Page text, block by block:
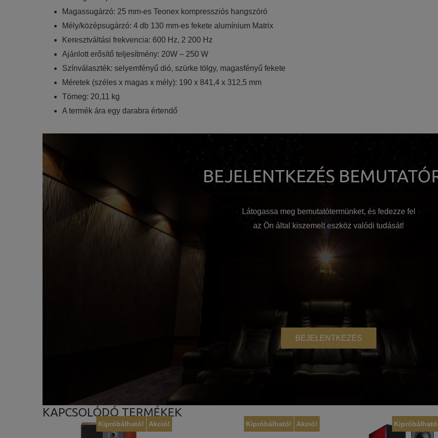
Magassugárzó: 25 mm-es Teonex kompressziós hangszóró
Mély/középsugárzó: 4 db 130 mm-es fekete alumínium Matrix
Keresztváltási frekvencia: 600 Hz, 2 200 Hz
Ajánlott erősítő teljesítmény: 20W – 250 W
Színválaszték: selyemfényű dió, szürke tölgy, magasfényű fekete
Méretek (széles x magas x mély): 190 x 841,4 x 312,5 mm
Tömeg: 20,11 kg
A termék ára egy darabra értendő
BEJELENTKEZÉS
Látogassa meg bemutatótermünket, és fedezze fel
az Ön által kiszemelt eszköz valódi tudását!
BEJELENTKEZÉS
KAPCSOLÓDÓ TERMÉKEK
Akció!
Kipróbálható! Akció!
Kipróbálható!